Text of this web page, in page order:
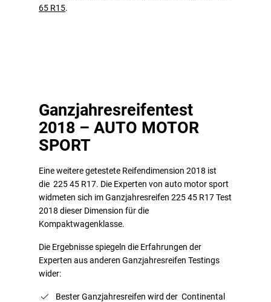
65 R15.
Ganzjahresreifentest
2018 – AUTO MOTOR
SPORT
Eine weitere getestete Reifendimension 2018 ist
die 225 45 R17. Die Experten von auto motor sport
widmeten sich im Ganzjahresreifen 225 45 R17 Test
2018 dieser Dimension für die
Kompaktwagenklasse.
Die Ergebnisse spiegeln die Erfahrungen der
Experten aus anderen Ganzjahresreifen Testings
wider:
Bester Ganzjahresreifen wird der Continental